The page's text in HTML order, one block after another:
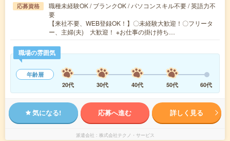
応募資格
職種未経験OK / ブランクOK / パソコンスキル不要 / 英語力不
要
【来社不要、WEB登録OK！】〇未経験大歓迎！〇フリータ
ー、主婦(夫) 大歓迎！ ※お仕事の掛け持ち…
職場の雰囲気
年齢層
20代
30代 40代 50代 60代
気になる! 応募へ進む 詳しく見る
派遣会社 株式会社テクノ・サービス